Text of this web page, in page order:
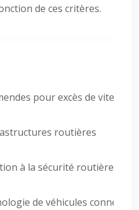
de ces critères.
pour excès de vitesse
routières
à la sécurité routière
de véhicules